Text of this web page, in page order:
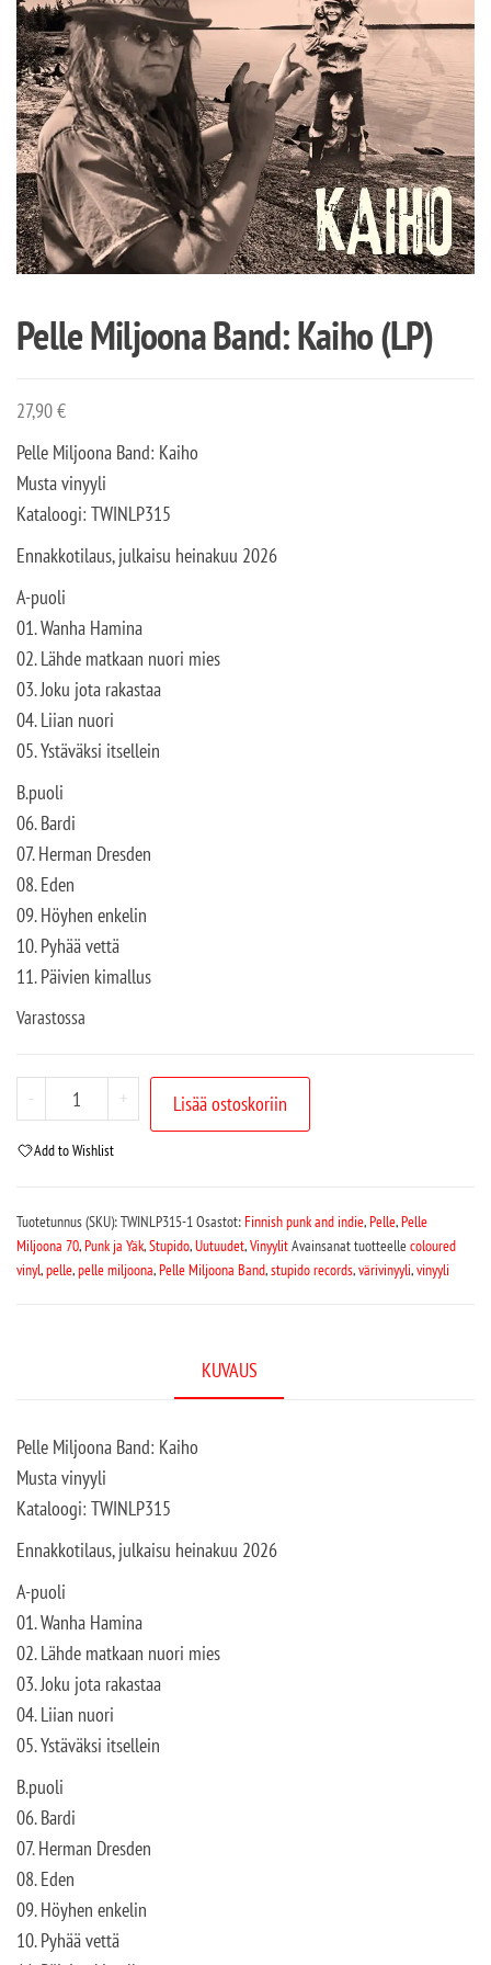
Pelle Miljoona Band: Kaiho (LP)
27,90€
Pelle Miljoona Band: Kaiho
Musta vinyyli
Kataloogi: TWINLP315
Ennakkotilaus, julkaisu heinakuu 2026
A-puoli
01. Wanha Hamina
02. Lähde matkaan nuori mies
03. Joku jota rakastaa
04. Liian nuori
05. Ystäväksi itsellein
B.puoli
06. Bardi
07. Herman Dresden
08. Eden
09. Höyhen enkelin
10. Pyhää vettä
11. Päivien kimallus
Varastossa
- + Lisää ostoskoriin
Add to Wishlist
Tuotetunnus (SKU):TWINLP315-1Osastot:Finnish punk and indie,Pelle,Pelle
Miljoona 70,Punk ja Yäk,Stupido,Uutuudet,VinyylitAvainsanat tuotteellecoloured
vinyl,pelle,pelle miljoona,Pelle Miljoona Band,stupido records,värivinyyli,vinyyli
KUVAUS
Pelle Miljoona Band: Kaiho
Musta vinyyli
Kataloogi: TWINLP315
Ennakkotilaus, julkaisu heinakuu 2026
A-puoli
01. Wanha Hamina
02. Lähde matkaan nuori mies
03. Joku jota rakastaa
04. Liian nuori
05. Ystäväksi itsellein
B.puoli
06. Bardi
07. Herman Dresden
08. Eden
09. Höyhen enkelin
10. Pyhää vettä